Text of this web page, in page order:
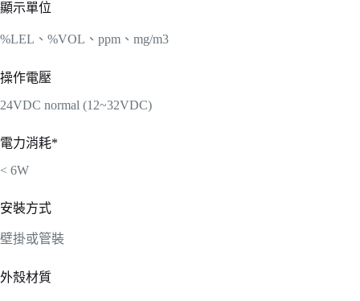
顯示單位
%LEL、%VOL、ppm、mg/m3
操作電壓
24VDC normal (12~32VDC)
電力消耗*
< 6W
安裝方式
壁掛或管裝
外殼材質